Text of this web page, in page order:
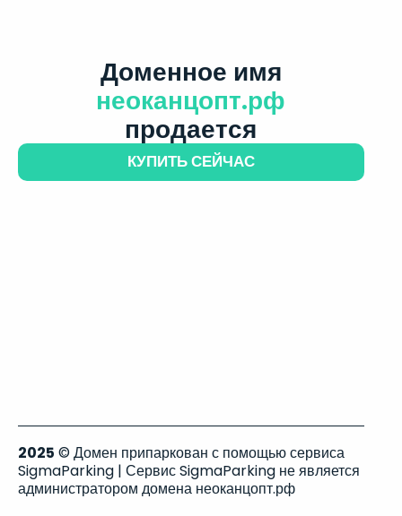
Доменное имя
неоканцопт.рф
продается
КУПИТЬ СЕЙЧАС
2025 © Домен припаркован с помощью сервиса
SigmaParking | Сервис SigmaParking не является
администратором домена неоканцопт.рф